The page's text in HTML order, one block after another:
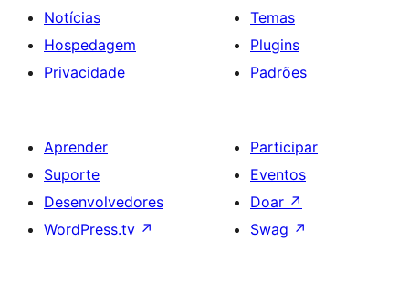
Notícias
Hospedagem
Privacidade
Temas
Plugins
Padrões
Aprender
Suporte
Desenvolvedores
WordPress.tv ↗
Participar
Eventos
Doar ↗
Swag ↗